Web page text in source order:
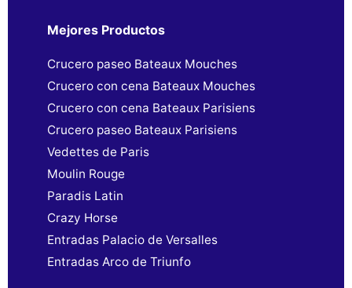
Mejores Productos
Crucero paseo Bateaux Mouches
Crucero con cena Bateaux Mouches
Crucero con cena Bateaux Parisiens
Crucero paseo Bateaux Parisiens
Vedettes de Paris
Moulin Rouge
Paradis Latin
Crazy Horse
Entradas Palacio de Versalles
Entradas Arco de Triunfo